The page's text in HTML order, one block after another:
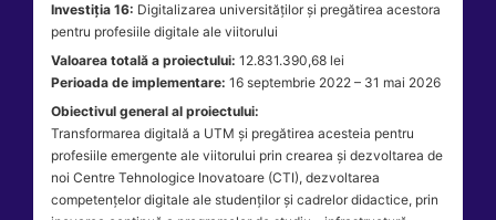
Investiția 16: Digitalizarea universităților și pregătirea acestora
pentru profesiile digitale ale viitorului
Valoarea totală a proiectului: 12.831.390,68 lei
Perioada de implementare: 16 septembrie 2022 – 31 mai 2026
Obiectivul general al proiectului:
Transformarea digitală a UTM și pregătirea acesteia pentru
profesiile emergente ale viitorului prin crearea și dezvoltarea de
noi Centre Tehnologice Inovatoare (CTI), dezvoltarea
competențelor digitale ale studenților și cadrelor didactice, prin